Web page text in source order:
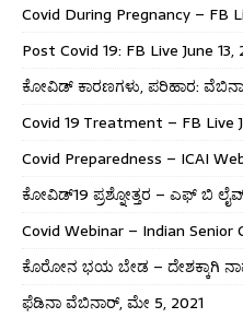
Covid During Pregnancy – FB
Post Covid 19: FB Live June 13,
ಕೋವಿಡ್ ಕಾರಣಗಳು, ಪರಿಹಾರ:
Covid 19 Treatment – FB Live
Covid Preparedness – ICAI
ಕೋವಿಡ್19 ಪ್ರಶ್ನೋತ್ತರ – ಎಫ್ ಬಿ
Covid Webinar – Indian Senior
ಕೊರೋನ ಭಯ ಬೇಡ – ದೇಶಕ್ಕಾಗಿ
ಫೆಡಿನಾ ವೆಬಿನಾರ್, ಮೇ 5, 2021